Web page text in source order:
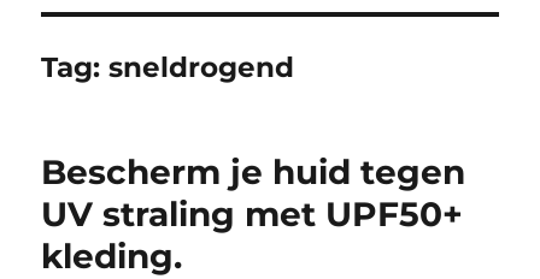
Tag:sneldrogend
Bescherm je huid tegen
UV straling met UPF50+
kleding.